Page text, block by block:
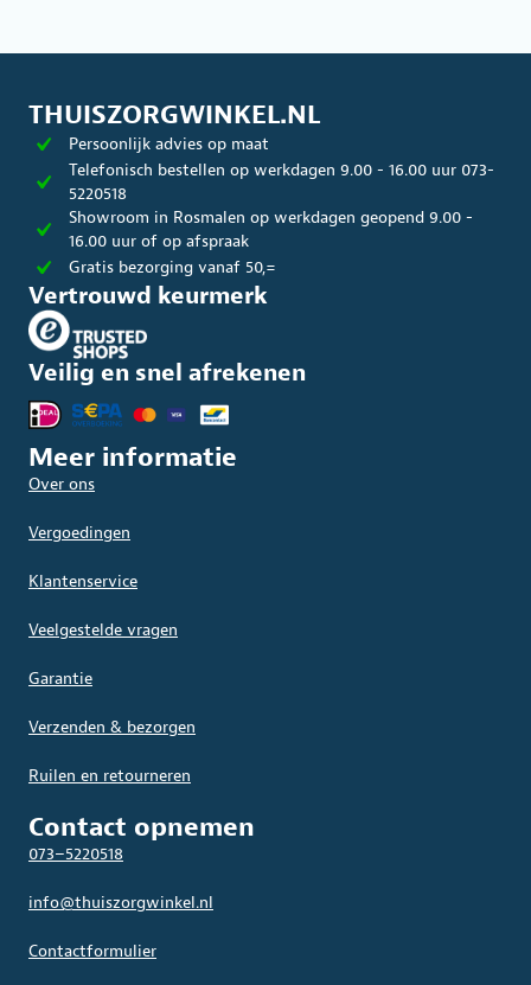
THUISZORGWINKEL.NL
Persoonlijk advies op maat
Telefonisch bestellen op werkdagen 9.00 - 16.00 uur 073-
5220518
Showroom in Rosmalen op werkdagen geopend 9.00 -
16.00 uur of op afspraak
Gratis bezorging vanaf 50,=
Vertrouwd keurmerk
Veilig en snel afrekenen
Meer informatie
Over ons
Vergoedingen
Klantenservice
Veelgestelde vragen
Garantie
Verzenden & bezorgen
Ruilen en retourneren
Contact opnemen
073–5220518
info@thuiszorgwinkel.nl
Contactformulier